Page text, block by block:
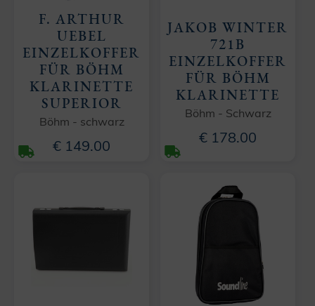
F. ARTHUR
UEBEL
EINZELKOFFER
FÜR BÖHM
KLARINETTE
SUPERIOR
Böhm - schwarz
€ 149.00
JAKOB WINTER
721B
EINZELKOFFER
FÜR BÖHM
KLARINETTE
Böhm - Schwarz
€ 178.00